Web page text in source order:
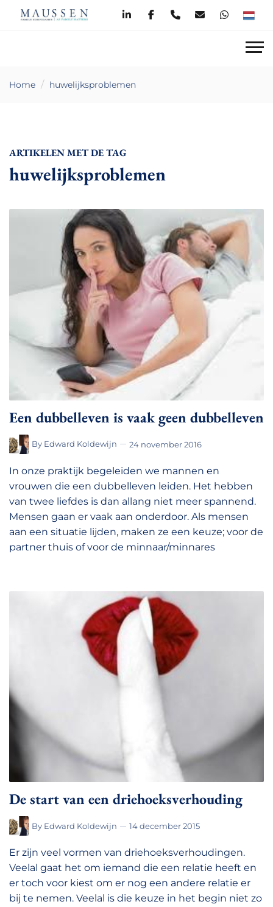
Home huwelijksproblemen
ARTIKELEN MET DE TAG
huwelijksproblemen
Een dubbelleven is vaak geen dubbelleven
By Edward Koldewijn 24 november 2016
In onze praktijk begeleiden we mannen en
vrouwen die een dubbelleven leiden. Het hebben
van twee liefdes is dan allang niet meer spannend.
Mensen gaan er vaak aan onderdoor. Als mensen
aan een situatie lijden, maken ze een keuze; voor de
partner thuis of voor de minnaar/minnares
De start van een driehoeksverhouding
By Edward Koldewijn 14 december 2015
Er zijn veel vormen van driehoeksverhoudingen.
Veelal gaat het om iemand die een relatie heeft en
er toch voor kiest om er nog een andere relatie er
bij te nemen. Veelal is die keuze in het begin niet zo